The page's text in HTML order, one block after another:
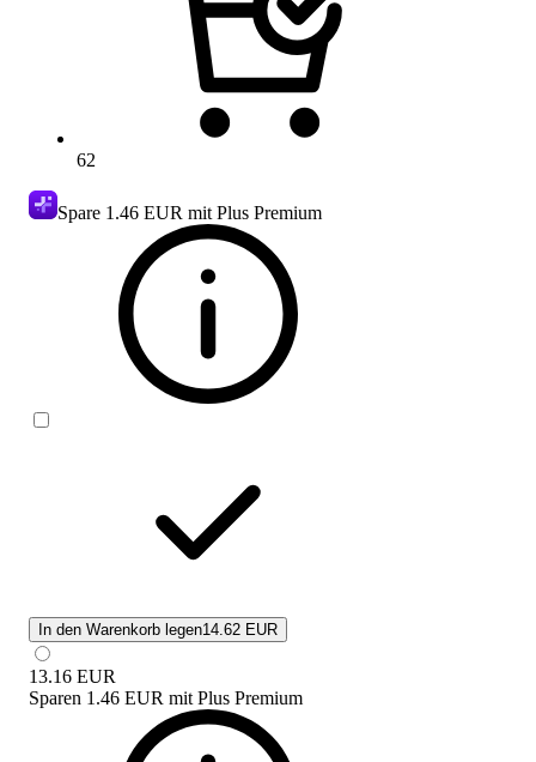
62
Spare 1.46 EUR mit Plus Premium
In den Warenkorb legen14.62 EUR
13.16 EUR
Sparen 1.46 EUR mit Plus Premium